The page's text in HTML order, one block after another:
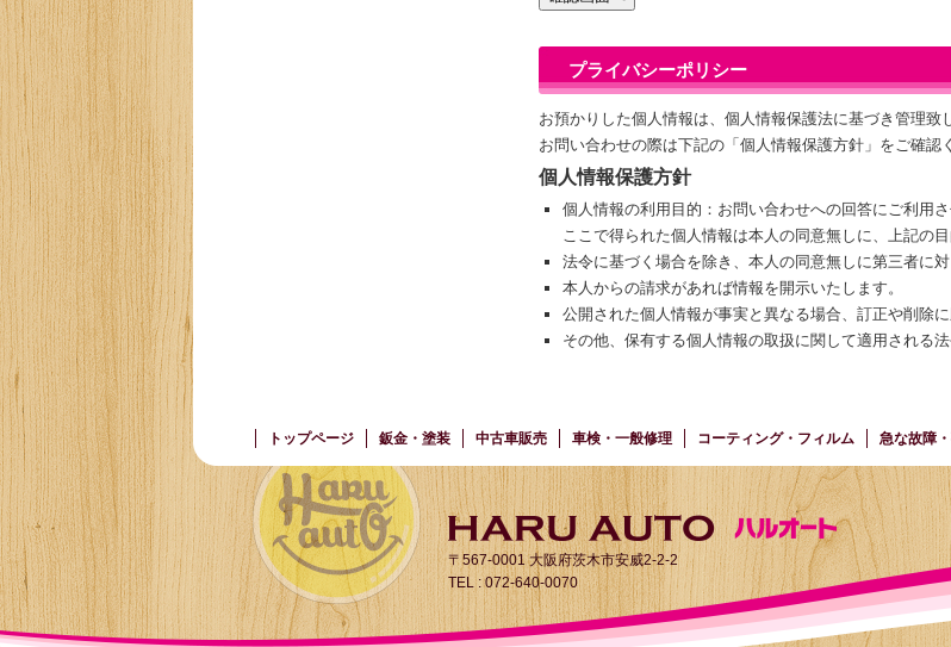
プライバシーポリシー
お預かりした個人情報は、個人情報保護法に基づき管理致
お問い合わせの際は下記の「個人情報保護方針」をご確認
個人情報保護方針
個人情報の利用目的：お問い合わせへの回答にご利用
ここで得られた個人情報は本人の同意無しに、上記の
法令に基づく場合を除き、本人の同意無しに第三者に
本人からの請求があれば情報を開示いたします。
公開された個人情報が事実と異なる場合、訂正や削除に
その他、保有する個人情報の取扱に関して適用される
トップページ 鈑金・塗装 中古車販売 車検・一般修理 コーティング・フィルム 急な故障
〒567-0001 大阪府茨木市安威2-2-2
TEL : 072-640-0070